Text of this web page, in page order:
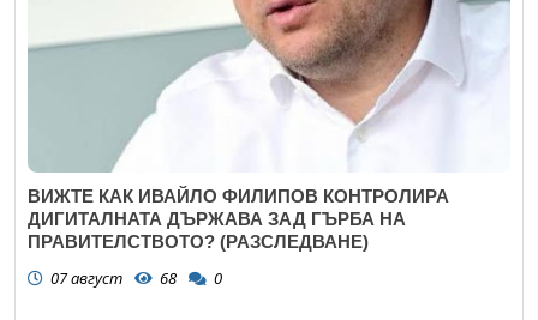
ВИЖТЕ КАК ИВАЙЛО ФИЛИПОВ КОНТРОЛИРА
ДИГИТАЛНАТА ДЪРЖАВА ЗАД ГЪРБА НА
ПРАВИТЕЛСТВОТО? (РАЗСЛЕДВАНЕ)
07 август 68 0